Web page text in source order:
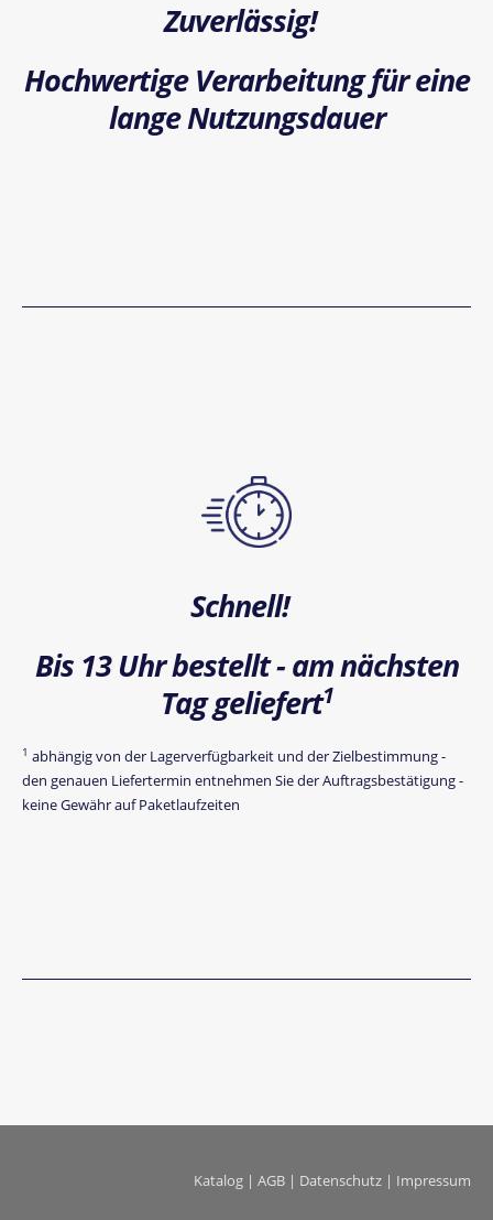
Zuverlässig!
Hochwertige Verarbeitung für eine
lange Nutzungsdauer
Schnell!
Bis 13 Uhr bestellt - am nächsten
Tag geliefert1
1 abhängig von der Lagerverfügbarkeit und der Zielbestimmung -
den genauen Liefertermin entnehmen Sie der Auftragsbestätigung -
keine Gewähr auf Paketlaufzeiten
Katalog | AGB | Datenschutz | Impressum